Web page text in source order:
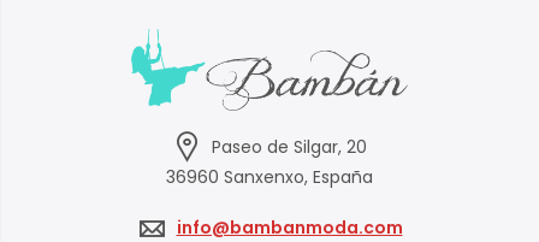
Paseo de Silgar, 20
36960 Sanxenxo, España
info@bambanmoda.com